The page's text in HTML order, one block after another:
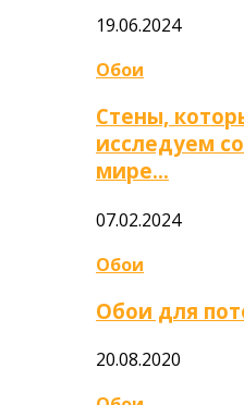
19.06.2024
Обои
Стены,
исследуем
мире…
07.02.2024
Обои
Обои для
20.08.2020